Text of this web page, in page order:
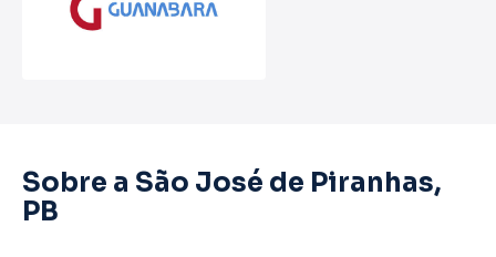
Sobre a São José de Piranhas,
PB